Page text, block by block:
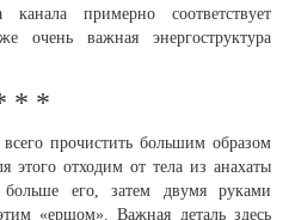
примерно соответствует
важная энергоструктура
* *
прочистить большим образом
этого отходим от тела из анахаты
больше его, затем двумя руками
«ершом». Важная деталь здесь